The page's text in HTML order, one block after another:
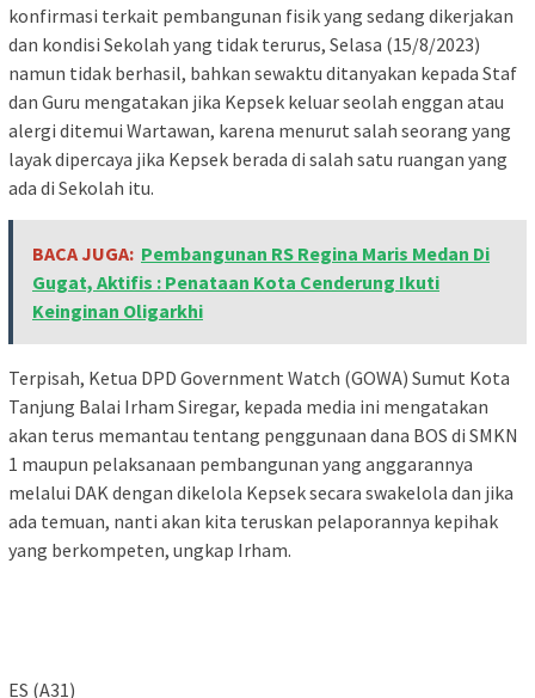
konfirmasi terkait pembangunan fisik yang sedang dikerjakan
dan kondisi Sekolah yang tidak terurus, Selasa (15/8/2023)
namun tidak berhasil, bahkan sewaktu ditanyakan kepada Staf
dan Guru mengatakan jika Kepsek keluar seolah enggan atau
alergi ditemui Wartawan, karena menurut salah seorang yang
layak dipercaya jika Kepsek berada di salah satu ruangan yang
ada di Sekolah itu.
BACA JUGA: Pembangunan RS Regina Maris Medan Di
Gugat, Aktifis : Penataan Kota Cenderung Ikuti
Keinginan Oligarkhi
Terpisah, Ketua DPD Government Watch (GOWA) Sumut Kota
Tanjung Balai Irham Siregar, kepada media ini mengatakan
akan terus memantau tentang penggunaan dana BOS di SMKN
1 maupun pelaksanaan pembangunan yang anggarannya
melalui DAK dengan dikelola Kepsek secara swakelola dan jika
ada temuan, nanti akan kita teruskan pelaporannya kepihak
yang berkompeten, ungkap Irham.
ES (A31)